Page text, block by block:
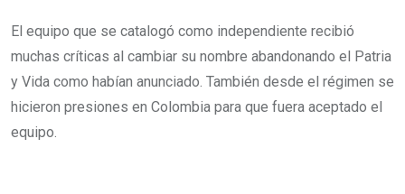
El equipo que se catalogó como independiente recibió
muchas críticas al cambiar su nombre abandonando el Patria
y Vida como habían anunciado. También desde el régimen se
hicieron presiones en Colombia para que fuera aceptado el
equipo.